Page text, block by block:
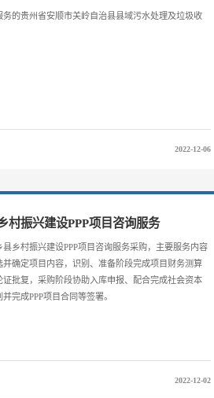
的贵州省安顺市关岭自治县县域污水处理及垃圾收
2022-12-06
村振兴建设PPP项目咨询服务
乡村振兴建设PPP项目咨询服务采购，主要服务内容
确定项目内容，识别、准备阶段完成项目财务测算
批复，采购阶段协助入库申报、配合完成社会资本
完成PPP项目合同等签署。
2022-12-02